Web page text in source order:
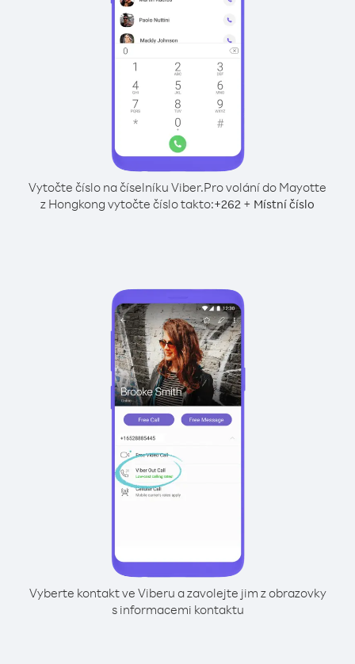
Vytočte číslo na číselníku Viber.Pro volání do Mayotte
z Hongkong vytočte číslo takto:+262 + Místní číslo
Vyberte kontakt ve Viberu a zavolejte jim z obrazovky
s informacemi kontaktu